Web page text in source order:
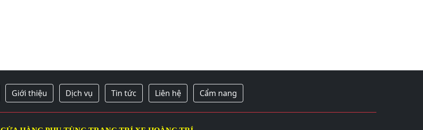
Giới thiệu Dịch vụ Tin tức Liên hệ Cẩm nang